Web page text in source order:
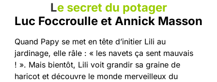
Le secret du potager
Luc Foccroulle et Annick Masson
Quand Papy se met en tête d’initier Lili au
jardinage, elle râle : « les navets ça sent mauvais
! ». Mais bientôt, Lili voit grandir sa graine de
haricot et découvre le monde merveilleux du